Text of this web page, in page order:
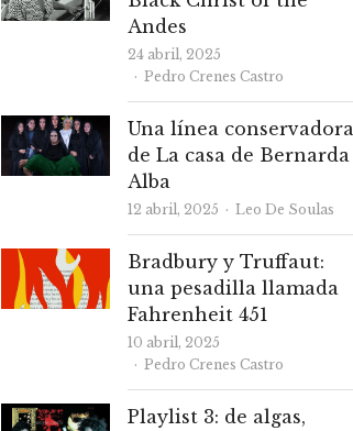
Andes
24 abril, 2025
Autor
Pedro Crenes Castro
Una línea conservadora
de La casa de Bernarda
Alba
12 abril, 2025 Autor
Leo De Soulas
Bradbury y Truffaut:
una pesadilla llamada
Fahrenheit 451
10 abril, 2025
Autor
Pedro Crenes Castro
Playlist 3: de algas,